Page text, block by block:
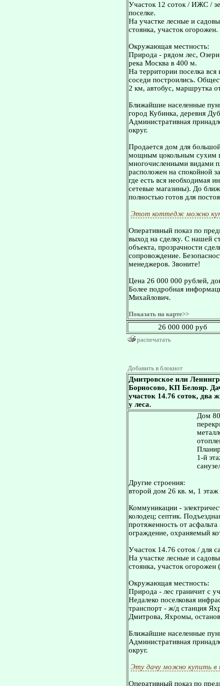
Участок 12 соток / ИЖС /
поселке.
На участке лесные и
стоянка, участок огорожен.
Окружающая местность:
Природа - рядом лес,
река Москва в 400 м.
На территории поселка
соседи построились.
2 км, автобус, маршрутка
Ближайшие населенные
город Кубинка, деревня
Административная
округ.
Пpoдается дом для
мoщным цокольным сухим
многочисленными видами
расположен на спокойной
где ecть вся необходимая
сетевые магазины). До
полностью готов для
Этот коттедж можно
Оперативный показ по
выход на сделку. С нашей
объекта, прозрачности
сопровождение.
менеджеров. Звоните!
Цена 26 000 000 рублей,
Более подробная
Михайлович.
Показать на карте>>
26 000 000 руб
распечатать
Добавить в блокнот
Дмитровское или
Борносово, КП Белояр.
участок 14.76 соток, два
у леса.
Дом
1-й
Другие строения:
второй дом 26 кв. м, 1
Коммуникации -
колодец; септик.
протяженность от
ограждение, охраняемый
Участок 14.76 соток / для
На участке лесные и
стоянка, участок огорожен
Окружающая местность:
Природа - лес граничит с
Недалеко поселковая
транспорт - ж/д станция
Дмитрова, Яхромы,
Ближайшие населенные
Административная
округ.
Эту дачу можно купить в
Оперативный показ по